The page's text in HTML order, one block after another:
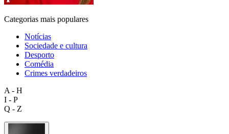
Categorias mais populares
Notícias
Sociedade e cultura
Desporto
Comédia
Crimes verdadeiros
A - H
I - P
Q - Z